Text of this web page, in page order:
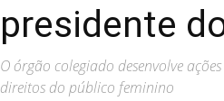
presidente
O órgão colegiado desenvolve
direitos do público feminino